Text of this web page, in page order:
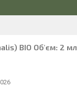
BIO Об'єм: 2 мл